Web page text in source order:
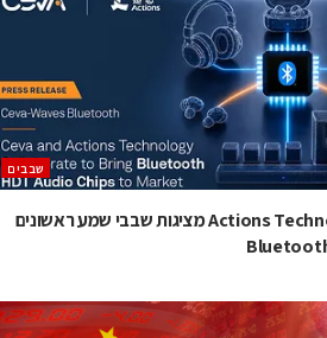
‫שבבים‬
סיוה ו־Actions Technology מציגות שבבי שמע ראשונים